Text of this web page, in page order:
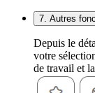
7. Autres
Depuis le
votre
de travail et